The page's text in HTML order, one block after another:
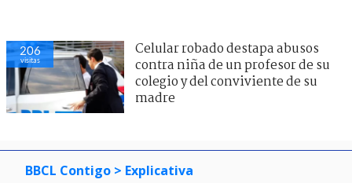
206
visitas
Celular robado destapa abusos
contra niña de un profesor de su
colegio y del conviviente de su
madre
BBCL Contigo > Explicativa